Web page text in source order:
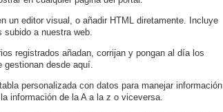
un editor visual, o añadir HTML diretamente. Incluye
subido a nuestra web.
registrados añadan, corrijan y pongan al día los
gestionan desde aquí.
personalizada con datos para manejar información
información de la A a la z o viceversa.